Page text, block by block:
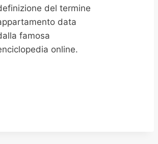
del termine
data
famosa
online.